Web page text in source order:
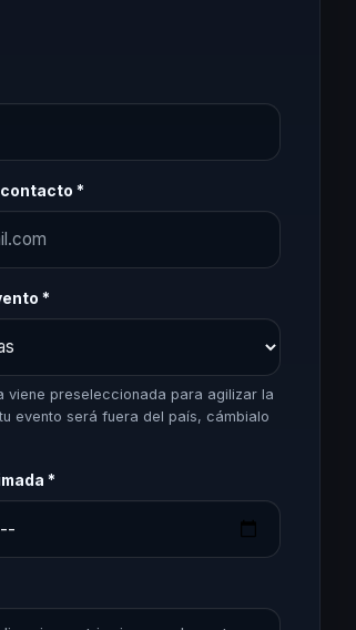
*
*
viene preseleccionada para agilizar la
evento será fuera del país, cámbialo
*